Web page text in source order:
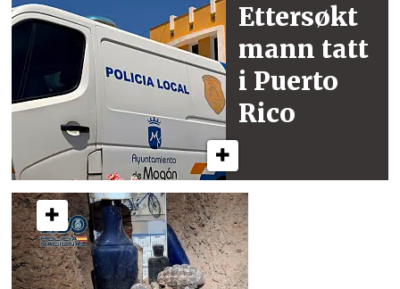
Ettersøkt
mann tatt
i Puerto
Rico